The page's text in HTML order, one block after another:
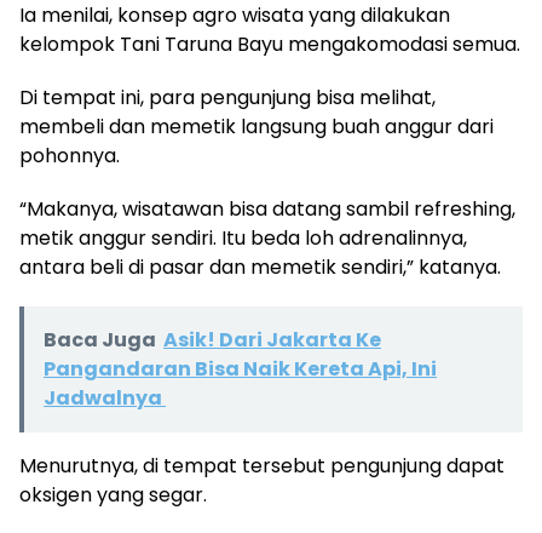
Ia menilai, konsep agro wisata yang dilakukan
kelompok Tani Taruna Bayu mengakomodasi semua.
Di tempat ini, para pengunjung bisa melihat,
membeli dan memetik langsung buah anggur dari
pohonnya.
“Makanya, wisatawan bisa datang sambil refreshing,
metik anggur sendiri. Itu beda loh adrenalinnya,
antara beli di pasar dan memetik sendiri,” katanya.
Baca Juga Asik! Dari Jakarta Ke
Pangandaran Bisa Naik Kereta Api, Ini
Jadwalnya
Menurutnya, di tempat tersebut pengunjung dapat
oksigen yang segar.